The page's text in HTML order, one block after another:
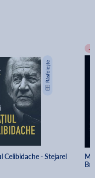
Celibidache - Stejarel
-